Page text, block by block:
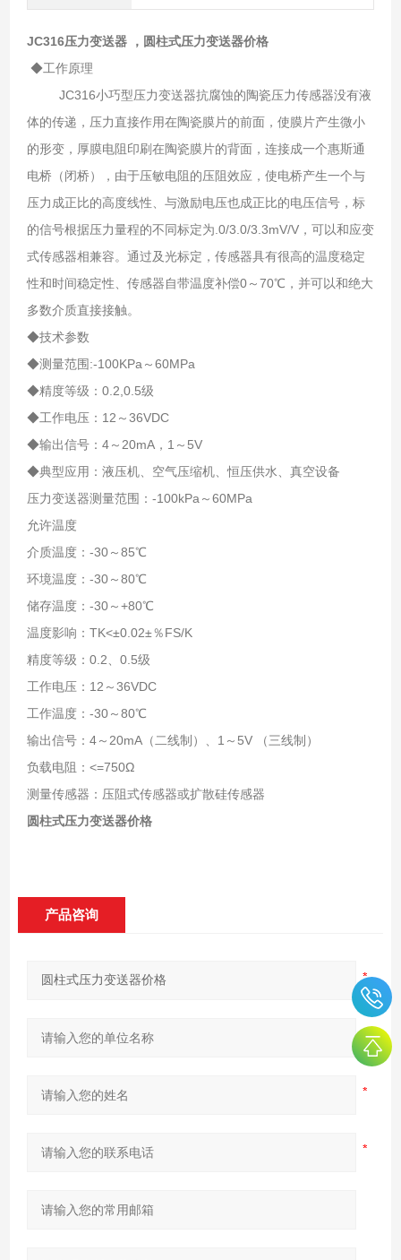
JC316压力变送器 ， 圆柱式压力变送器价格
◆工作原理
JC316小巧型压力变送器抗腐蚀的陶瓷压力传感器没有液
体的传递，压力直接作用在陶瓷膜片的前面，使膜片产生微小
的形变，厚膜电阻印刷在陶瓷膜片的背面，连接成一个惠斯通
电桥（闭桥），由于压敏电阻的压阻效应，使电桥产生一个与
压力成正比的高度线性、与激励电压也成正比的电压信号，标
的信号根据压力量程的不同标定为.0/3.0/3.3mV/V，可以和应变
式传感器相兼容。通过及光标定，传感器具有很高的温度稳定
性和时间稳定性、传感器自带温度补偿0～70℃，并可以和绝大
多数介质直接接触。
◆技术参数
◆测量范围:-100KPa～60MPa
◆精度等级：0.2,0.5级
◆工作电压：12～36VDC
◆输出信号：4～20mA，1～5V
◆典型应用：液压机、空气压缩机、恒压供水、真空设备
压力变送器测量范围：-100kPa～60MPa
允许温度
介质温度：-30～85℃
环境温度：-30～80℃
储存温度：-30～+80℃
温度影响：TK<±0.02±％FS/K
精度等级：0.2、0.5级
工作电压：12～36VDC
工作温度：-30～80℃
输出信号：4～20mA（二线制）、1～5V （三线制）
负载电阻：<=750Ω
测量传感器：压阻式传感器或扩散硅传感器
圆柱式压力变送器价格
产品咨询